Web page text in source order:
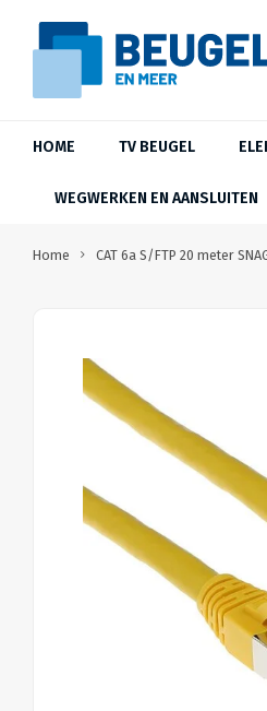
HOME TV BEUGEL
WEGWERKEN EN AANSLUITEN
Home CAT 6a S/FTP 20 meter